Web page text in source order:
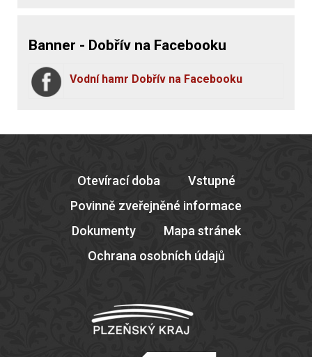
Banner - Dobřív na Facebooku
Vodní hamr Dobřív na Facebooku
Otevírací doba
Vstupné
Povinně zveřejněné informace
Dokumenty
Mapa stránek
Ochrana osobních údajů